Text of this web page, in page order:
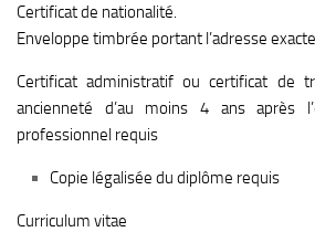
Certificat de nationalité.
Enveloppe timbrée portant l’adresse
Certificat administratif ou certificat de
ancienneté d’au moins 4 ans après
professionnel requis
Copie légalisée du diplôme requis
Curriculum vitae